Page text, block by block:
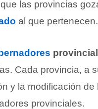
las provincias
al que pertenecen.
Cada provincia, a
y la modificación de
provinciales.